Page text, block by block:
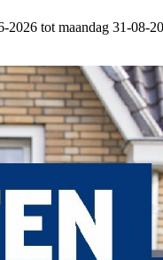
tot maandag 31-